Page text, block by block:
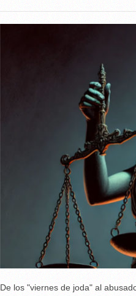
De los "viernes de joda" al